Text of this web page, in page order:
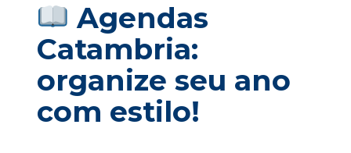
Agendas
Catambria:
organize seu ano
com estilo!